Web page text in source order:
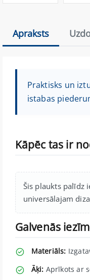
Apraksts
Praktisks un
istabas
Kāpēc tas ir
Šis plaukts palīdz
universālajam
Galvenās
Materiāls:
Āķi: Aprīkots ar